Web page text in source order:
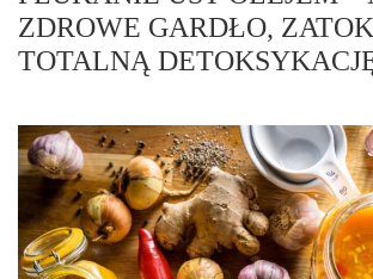
ZDROWE GARDŁO,
TOTALNĄ